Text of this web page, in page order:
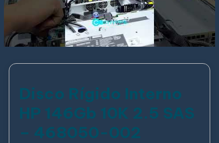
Disco Rígido Interno
HP 146Gb 10K 2.5 SAS
– 468050-002